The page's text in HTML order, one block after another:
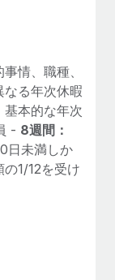
でRemote
トアップである
情、職種、
る年次休暇
基本的な年次
- 8週間：
日未満しか
1/12を受け